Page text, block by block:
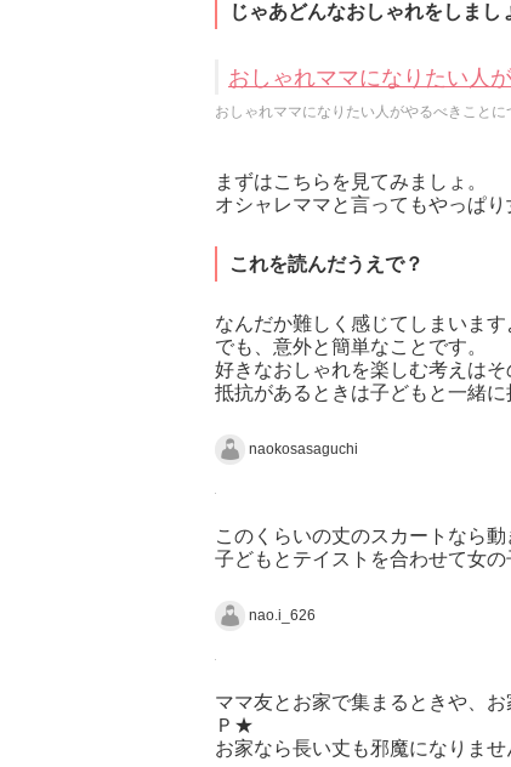
じゃあどんなおしゃれをしまし
おしゃれママになりたい人
おしゃれママになりたい人がやるべきことに
まずはこちらを見てみましょ。
オシャレママと言ってもやっぱ
これを読んだうえで？
なんだか難しく感じてしまいます
でも、意外と簡単なことです。
好きなおしゃれを楽しむ考えは
抵抗があるときは子どもと一緒
naokosasaguchi
このくらいの丈のスカートなら
子どもとテイストを合わせて女
nao.i_626
ママ友とお家で集まるときや、
Ｐ★
お家なら長い丈も邪魔になりませ